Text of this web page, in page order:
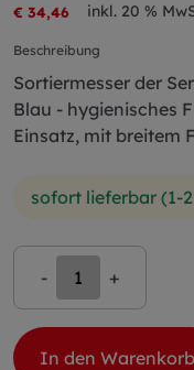
€ 34,46 inkl. 20 %
Beschreibung
Sortiermesser der
Blau - hygienisches
Einsatz, mit breitem
sofort lieferbar (1-2
- +
In den Warenkorb